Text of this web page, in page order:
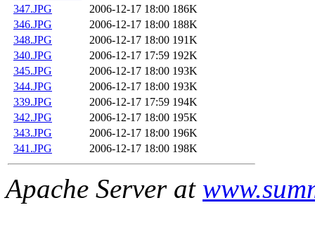
347.JPG
2006-12-17 18:00 186K
346.JPG
2006-12-17 18:00 188K
348.JPG
2006-12-17 18:00 191K
340.JPG
2006-12-17 17:59 192K
345.JPG
2006-12-17 18:00 193K
344.JPG
2006-12-17 18:00 193K
339.JPG
2006-12-17 17:59 194K
342.JPG
2006-12-17 18:00 195K
343.JPG
2006-12-17 18:00 196K
341.JPG
2006-12-17 18:00 198K
Apache Server at